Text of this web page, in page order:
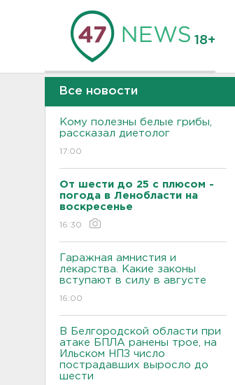
18+
Все новости
Кому полезны белые грибы,
рассказал диетолог
17:00
От шести до 25 с плюсом -
погода в Ленобласти на
воскресенье
16:30
Гаражная амнистия и
лекарства. Какие законы
вступают в силу в августе
16:00
В Белгородской области при
атаке БПЛА ранены трое, на
Ильском НПЗ число
пострадавших выросло до
шести